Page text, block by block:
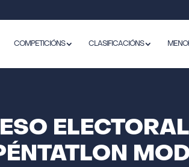
COMPETICIÓNS CLASIFICACIÓNS